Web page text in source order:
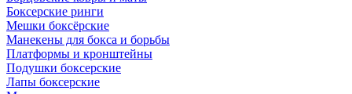
Боксерские ринги
Мешки боксёрские
Манекены для бокса и борьбы
Платформы и кронштейны
Подушки боксерские
Лапы боксерские